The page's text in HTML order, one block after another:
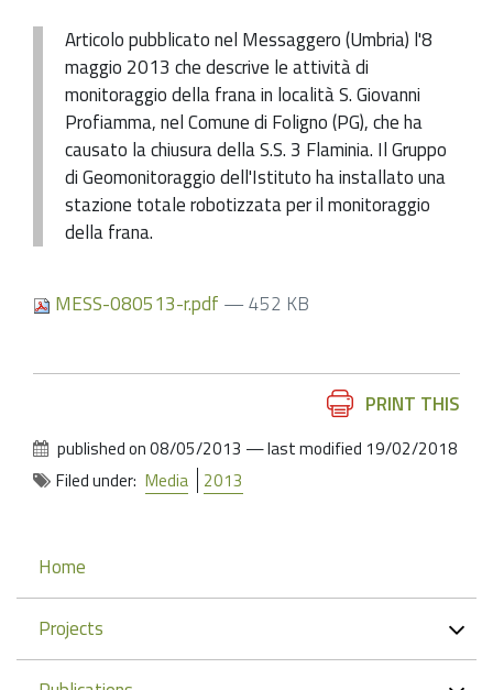
Articolo pubblicato nel Messaggero (Umbria) l'8
maggio 2013 che descrive le attività di
monitoraggio della frana in località S. Giovanni
Profiamma, nel Comune di Foligno (PG), che ha
causato la chiusura della S.S. 3 Flaminia. Il Gruppo
di Geomonitoraggio dell'Istituto ha installato una
stazione totale robotizzata per il monitoraggio
della frana.
MESS-080513-r.pdf — 452 KB
PRINT THIS
published on08/05/2013 —last modified 19/02/2018
Filed under: Media 2013
Navigation
Home
Projects